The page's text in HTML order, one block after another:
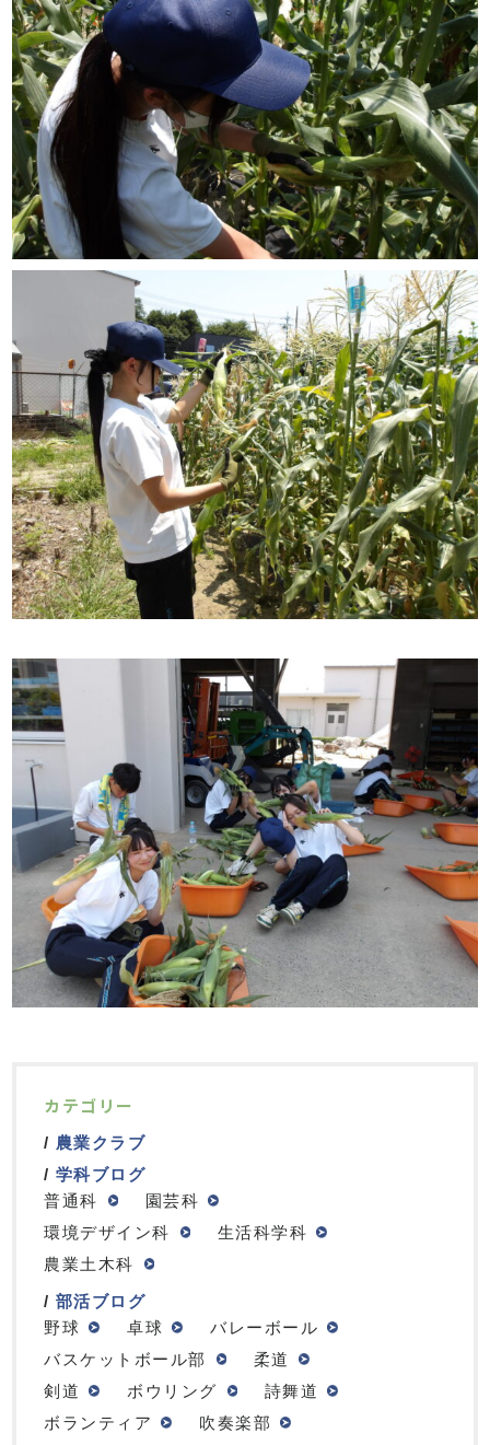
カテゴリー
農業クラブ
学科ブログ
普通科
園芸科
環境デザイン科
生活科学科
農業土木科
部活ブログ
野球
卓球
バレーボール
バスケットボール部
柔道
剣道
ボウリング
詩舞道
ボランティア
吹奏楽部